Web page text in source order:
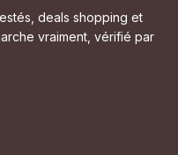
deals shopping et
vraiment, vérifié par